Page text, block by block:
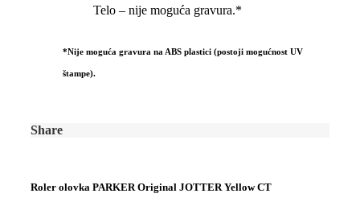
Telo – nije moguća gravura.*
*Nije moguća gravura na ABS plastici (postoji mogućnost UV
štampe).
Share
Roler olovka PARKER Original JOTTER Yellow CT